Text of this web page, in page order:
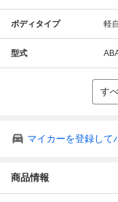
ボディタイプ 軽
型式
す
マイカーを登録して
商品情報